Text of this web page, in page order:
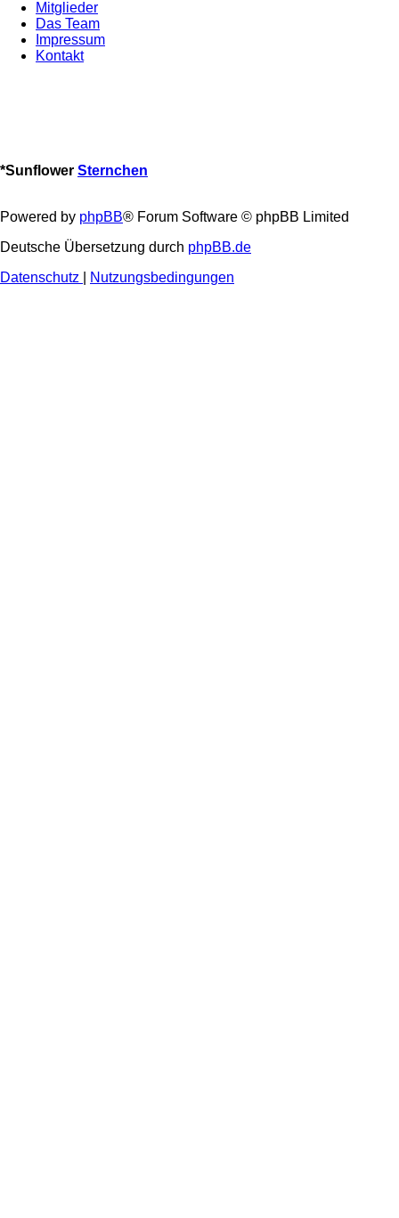
Mitglieder
Das Team
Impressum
Kontakt
*Sunflower Sternchen
Powered by phpBB® Forum Software © phpBB Limited
Deutsche Übersetzung durch phpBB.de
Datenschutz
Nutzungsbedingungen